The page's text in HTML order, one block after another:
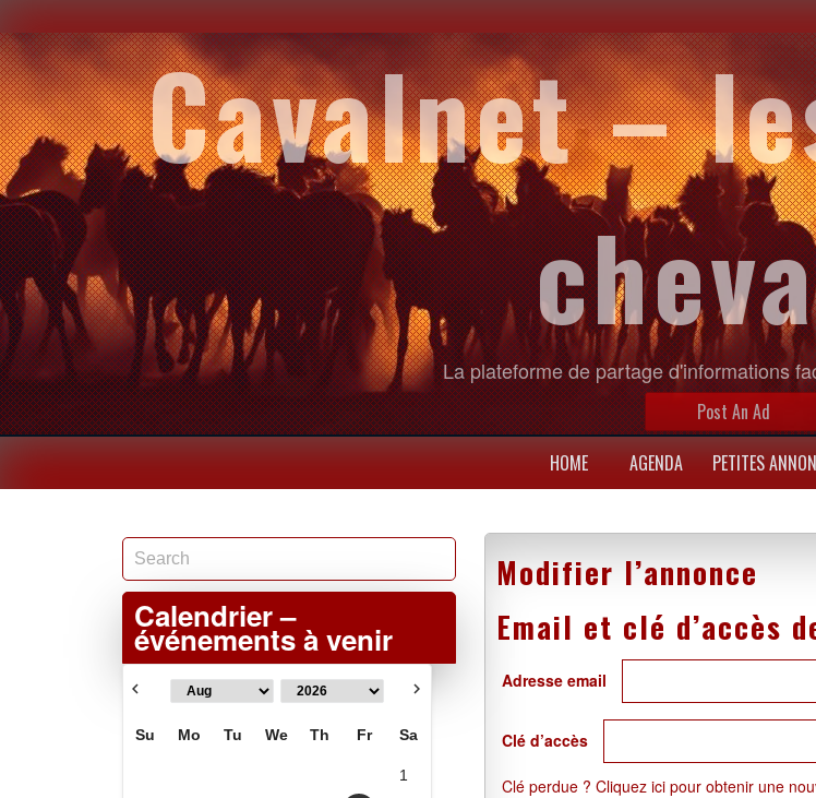
Cavalnet –
La plateforme de partage d'informations
Post An Ad
HOME
AGENDA PETITES
Modifier l’annonce
Email et clé d’accès
Adresse email
Clé d’accès
Clé perdue ? Cliquez ici pour obtenir une
Calendrier –
événements à venir
Su Mo Tu We Th Fr Sa
1